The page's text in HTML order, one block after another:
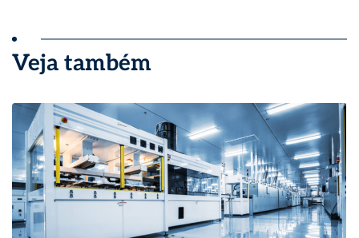
Veja também